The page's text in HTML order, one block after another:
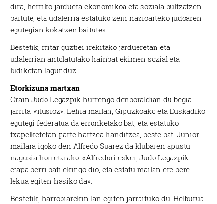
dira, herriko jarduera ekonomikoa eta soziala bultzatzen
baitute, eta udalerria estatuko zein nazioarteko judoaren
egutegian kokatzen baitute».
Bestetik, rritar guztiei irekitako jardueretan eta
udalerrian antolatutako hainbat ekimen sozial eta
ludikotan lagunduz.
Etorkizuna martxan
Orain Judo Legazpik hurrengo denboraldian du begia
jarrita, «ilusioz». Lehia mailan, Gipuzkoako eta Euskadiko
egutegi federatua da erronketako bat, eta estatuko
txapelketetan parte hartzea handitzea, beste bat. Junior
mailara igoko den Alfredo Suarez da klubaren apustu
nagusia horretarako. «Alfredori esker, Judo Legazpik
etapa berri bati ekingo dio, eta estatu mailan ere bere
lekua egiten hasiko da».
Bestetik, harrobiarekin lan egiten jarraituko du. Helburua